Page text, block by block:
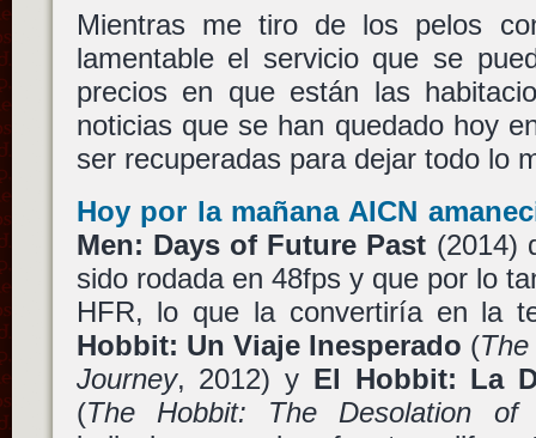
Mientras me tiro de los pelos
lamentable el servicio que se
precios en que están las
noticias que se han quedado hoy
ser recuperadas para dejar todo lo
Hoy por la mañana AICN
Men: Days of Future Past (2014)
sido rodada en 48fps y que por lo
HFR, lo que la convertiría en la
Hobbit: Un Viaje Inesperado (
Journey, 2012) y El Hobbit: La
(The Hobbit: The Desolation of